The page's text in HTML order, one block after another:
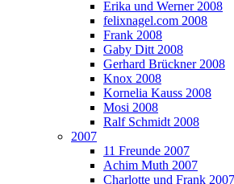
Erika und Werner 2008
felixnagel.com 2008
Frank 2008
Gaby Ditt 2008
Gerhard Brückner 2008
Knox 2008
Kornelia Kauss 2008
Mosi 2008
Ralf Schmidt 2008
2007
11 Freunde 2007
Achim Muth 2007
Charlotte und Frank 2007